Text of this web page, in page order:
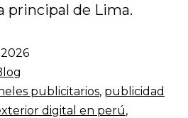
principal de Lima.
publicitarios, publicidad
digital en perú,